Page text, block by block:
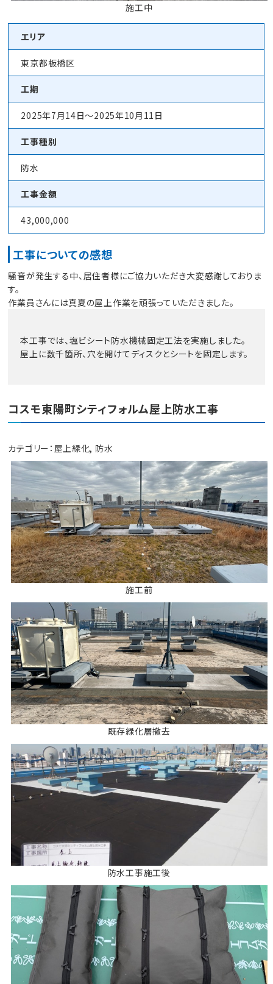
施工中
エリア
東京都板橋区
工期
2025年7月14日～2025年10月11日
工事種別
防水
工事金額
43,000,000
工事についての感想
騒音が発生する中、居住者様にご協力いただき大変感謝しておりま
す。
作業員さんには真夏の屋上作業を頑張っていただきました。
本工事では、塩ビシート防水機械固定工法を実施しました。
屋上に数千箇所、穴を開けてディスクとシートを固定します。
コスモ東陽町シティフォルム屋上防水工事
カテゴリー： 屋上緑化, 防水
施工前
既存緑化層撤去
防水工事施工後